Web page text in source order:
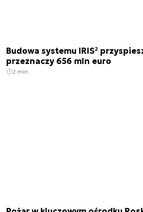
Budowa systemu IRIS²
przeznaczy 656 mln euro
2 min.